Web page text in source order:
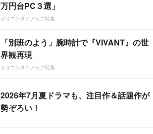
万円台PC３選」
オリコンタイアップ特集
「別班のよう」腕時計で『VIVANT』の世
界観再現
オリコンタイアップ特集
2026年7月夏ドラマも、注目作＆話題作が
勢ぞろい！